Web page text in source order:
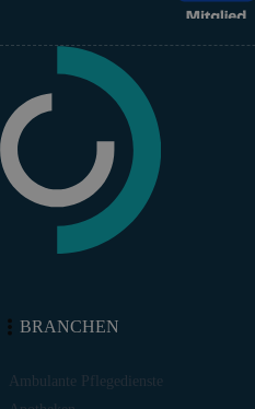
BRANCHEN
Ambulante Pflegedienste